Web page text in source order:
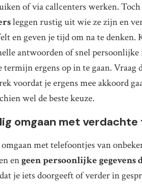
of via callcenters werken.
leggen rustig uit wie ze zijn en
en geven je tijd om na te
antwoorden of snel
termijn ergens op in te gaan. Vraag
voordat je ergens mee akkoord
wel de beste keuze.
omgaan met
met telefoontjes van
engeen persoonlijke gegevens
je iets doorgeeft of verder in